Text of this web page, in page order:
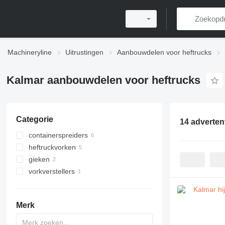
Machineryline Uitrustingen Aanbouwdelen voor heftrucks
Kalmar aanbouwdelen voor heftrucks
Categorie
containerspreiders
heftruckvorken
gieken
vorkverstellers
Merk
14